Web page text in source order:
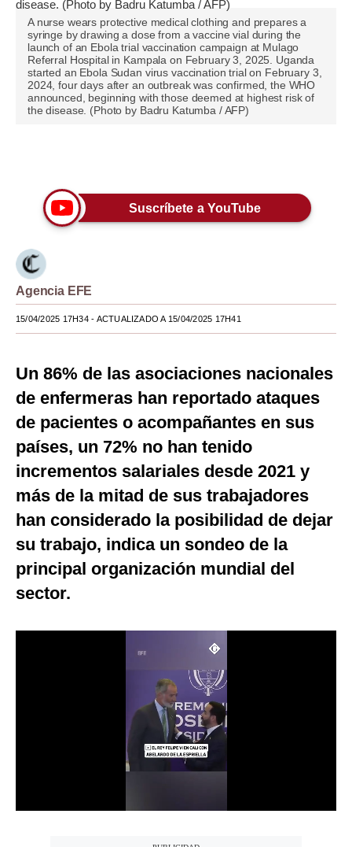
Pregunta de hoy
Blogs
Tendencias
Lujo
Estilos
Mundo
EEUU
México
España
Club del Suscriptor
Mix
G de Gestión
Notas Contratadas
Podcast
Gestión TV
A nurse wears protective medical clothing and prepares a
syringe by drawing a dose from a vaccine vial during the
launch of an Ebola trial vaccination campaign at Mulago
Referral Hospital in Kampala on February 3, 2025. Uganda
started an Ebola Sudan virus vaccination trial on February 3,
2024, four days after an outbreak was confirmed, the WHO
announced, beginning with those deemed at highest risk of
the disease. (Photo by Badru Katumba / AFP)
Suscríbete a YouTube
Agencia EFE
15/04/2025 17H34- ACTUALIZADO A 15/04/2025 17H41
Un 86% de las asociaciones nacionales
de enfermeras han reportado ataques
de pacientes o acompañantes en sus
países, un 72% no han tenido
incrementos salariales desde 2021 y
más de la mitad de sus trabajadores
han considerado la posibilidad de dejar
su trabajo, indica un sondeo de la
principal organización mundial del
sector.